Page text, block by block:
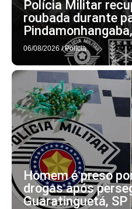
Polícia Militar
roubada durante
06/08/2026 / Polícia
Homem é preso
drogas após
Guaratinguetá, SP